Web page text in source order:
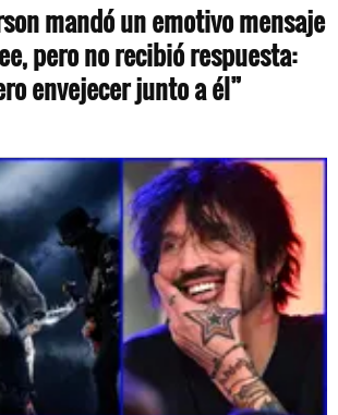
mandó un emotivo mensaje
pero no recibió respuesta:
envejecer junto a él”